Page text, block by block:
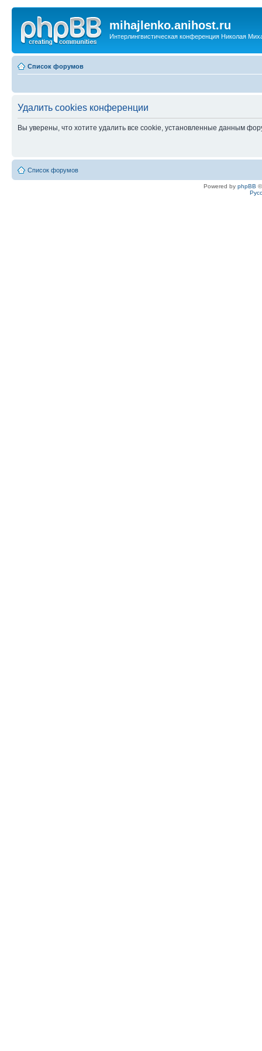
mihajlenko.anihost.ru
Интерлингвистическая конференция Николая
Список форумов
Удалить cookies конференции
Вы уверены, что хотите удалить все cookie, установленные данным
Список форумов
Powered by phpBB